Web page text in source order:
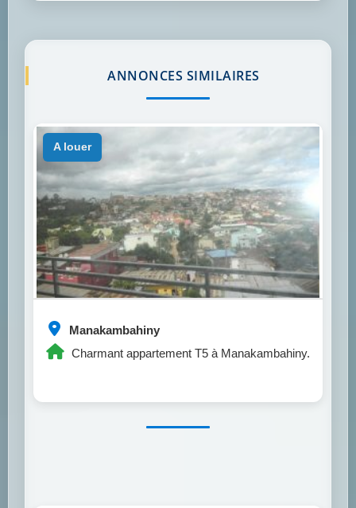
ANNONCES SIMILAIRES
Manakambahiny
Charmant appartement T5 à Manakambahiny.
a louer